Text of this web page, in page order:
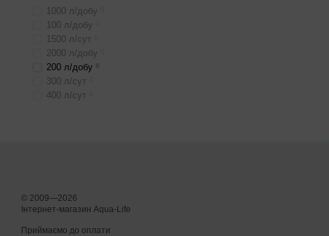
1000 л/добу
100 л/добу
1500 л/сут
2000 л/добу
200 л/добу 6
300 л/сут
400 л/сут
© 2009—2026
Інтернет-магазин Aqua-Life
Приймаємо до оплати